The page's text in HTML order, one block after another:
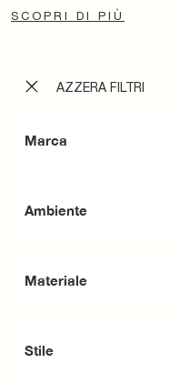
AZZERA FILTRI
Marca
Ambiente
Materiale
Stile
SCOPRI DI PIÙ